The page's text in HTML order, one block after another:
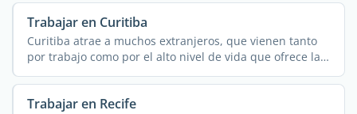
Trabajar en Curitiba
Curitiba atrae a muchos extranjeros, que vienen tanto
por trabajo como por el alto nivel de vida que ofrece la
...
Trabajar en Recife